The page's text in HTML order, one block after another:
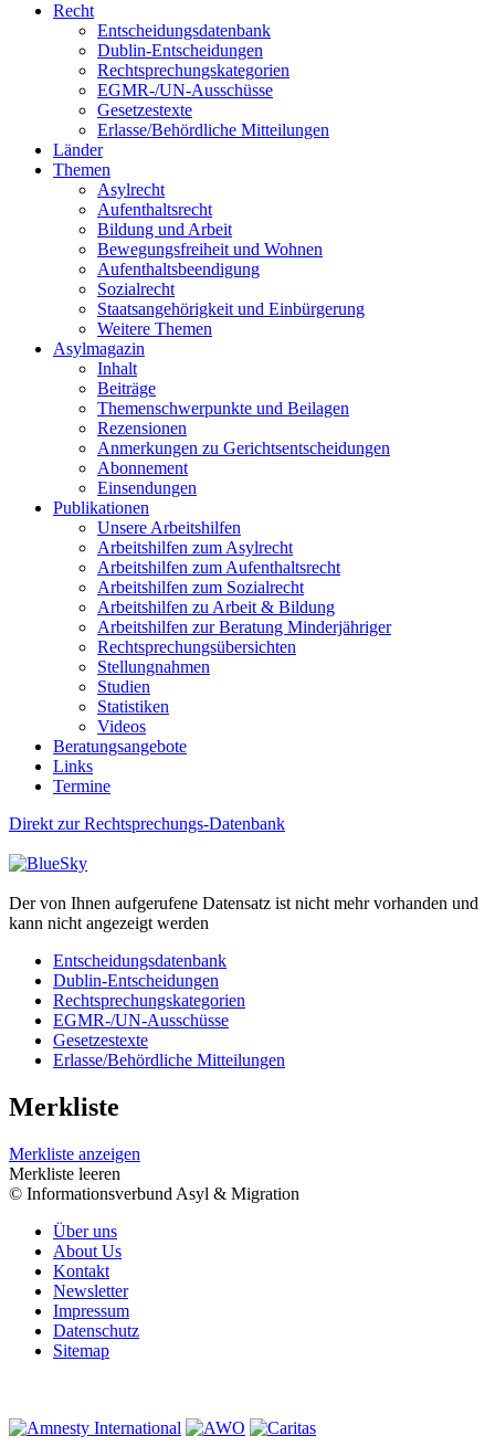
Recht
Entscheidungsdatenbank
Dublin-Entscheidungen
Rechtsprechungskategorien
EGMR-/UN-Ausschüsse
Gesetzestexte
Erlasse/Behördliche Mitteilungen
Länder
Themen
Asylrecht
Aufenthaltsrecht
Bildung und Arbeit
Bewegungsfreiheit und Wohnen
Aufenthaltsbeendigung
Sozialrecht
Staatsangehörigkeit und Einbürgerung
Weitere Themen
Asylmagazin
Inhalt
Beiträge
Themenschwerpunkte und Beilagen
Rezensionen
Anmerkungen zu Gerichtsentscheidungen
Abonnement
Einsendungen
Publikationen
Unsere Arbeitshilfen
Arbeitshilfen zum Asylrecht
Arbeitshilfen zum Aufenthaltsrecht
Arbeitshilfen zum Sozialrecht
Arbeitshilfen zu Arbeit & Bildung
Arbeitshilfen zur Beratung Minderjähriger
Rechtsprechungsübersichten
Stellungnahmen
Studien
Statistiken
Videos
Beratungsangebote
Links
Termine
Direkt zur Rechtsprechungs-Datenbank
Der von Ihnen aufgerufene Datensatz ist nicht mehr vorhanden und
kann nicht angezeigt werden
Entscheidungsdatenbank
Dublin-Entscheidungen
Rechtsprechungskategorien
EGMR-/UN-Ausschüsse
Gesetzestexte
Erlasse/Behördliche Mitteilungen
Merkliste
Merkliste anzeigen
Merkliste leeren
© Informationsverbund Asyl & Migration
Über uns
About Us
Kontakt
Newsletter
Impressum
Datenschutz
Sitemap